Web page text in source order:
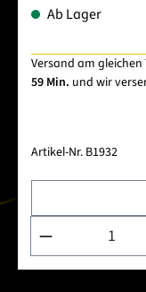
Ab Lager
Versand am
59 Min. und wir
Artikel-Nr. B1932
Produkt Anzahl: